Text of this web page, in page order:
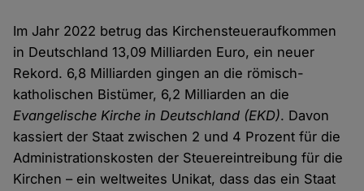
Im Jahr 2022 betrug das Kirchensteueraufkommen
in Deutschland 13,09 Milliarden Euro, ein neuer
Rekord. 6,8 Milliarden gingen an die römisch-
katholischen Bistümer, 6,2 Milliarden an die
Evangelische Kirche in Deutschland (EKD). Davon
kassiert der Staat zwischen 2 und 4 Prozent für die
Administrationskosten der Steuereintreibung für die
Kirchen – ein weltweites Unikat, dass das ein Staat